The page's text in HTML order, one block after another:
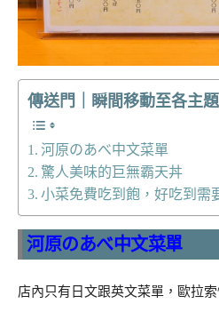
傳送門｜瞬間移動至各主題
河原のあべ中文菜單
驚人美味的巨無霸天丼
小菜免費吃到飽，好吃到需
河原のあべ中文菜單
店內只有日文跟英文菜單，歐拉